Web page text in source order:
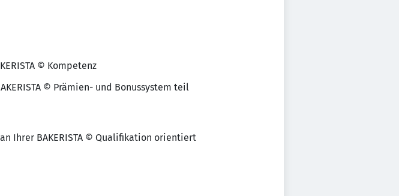
© Kompetenz
© Prämien- und Bonussystem teil
Ihrer BAKERISTA © Qualifikation orientiert